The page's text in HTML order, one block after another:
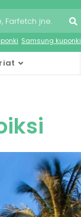
Samsung kuponki